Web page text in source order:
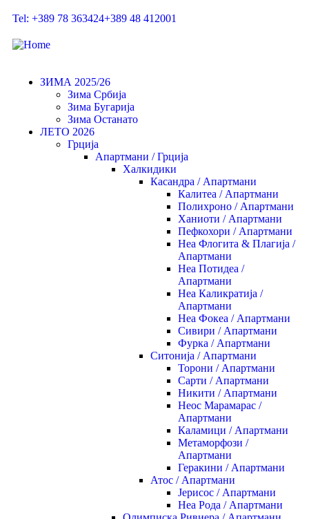
Tel: +389 78 363424+389 48 412001
ЗИМА 2025/26
Зима Србија
Зима Бугарија
Зима Останато
ЛЕТО 2026
Грција
Апартмани / Грција
Халкидики
Касандра / Апартмани
Калитеа / Апартмани
Полихроно / Апартмани
Ханиоти / Апартмани
Пефкохори / Апартмани
Неа Флогита & Плагија /
Апартмани
Неа Потидеа /
Апартмани
Неа Каликратија /
Апартмани
Неа Фокеа / Апартмани
Сивири / Апартмани
Фурка / Апартмани
Ситонија / Апартмани
Торони / Апартмани
Сарти / Апартмани
Никити / Апартмани
Неос Марамарас /
Апартмани
Каламици / Апартмани
Метаморфози /
Апартмани
Геракини / Апартмани
Атос / Апартмани
Јерисос / Апартмани
Неа Рода / Апартмани